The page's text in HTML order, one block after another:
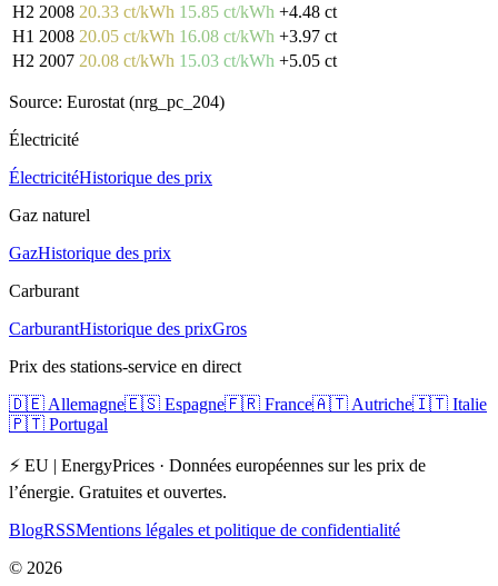
H2 2008 20.33 ct/kWh 15.85 ct/kWh +4.48 ct
H1 2008 20.05 ct/kWh 16.08 ct/kWh +3.97 ct
H2 2007 20.08 ct/kWh 15.03 ct/kWh +5.05 ct
Source: Eurostat (nrg_pc_204)
Électricité
ÉlectricitéHistorique des prix
Gaz naturel
GazHistorique des prix
Carburant
CarburantHistorique des prixGros
Prix des stations-service en direct
🇩🇪 Allemagne🇪🇸 Espagne🇫🇷 France🇦🇹 Autriche🇮🇹 Italie
🇵🇹 Portugal
⚡ EU | EnergyPrices · Données européennes sur les prix de
l’énergie. Gratuites et ouvertes.
BlogRSSMentions légales et politique de confidentialité
© 2026